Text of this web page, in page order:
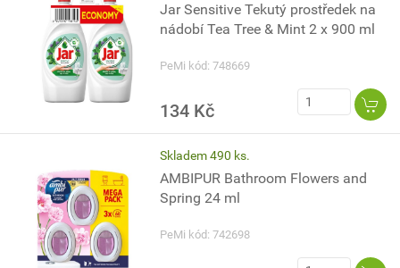
Jar Sensitive Tekutý prostředek na
nádobí Tea Tree & Mint 2 x 900 ml
PeMi kód: 748669
134 Kč
Skladem 490 ks.
AMBIPUR Bathroom Flowers and
Spring 24 ml
PeMi kód: 742698